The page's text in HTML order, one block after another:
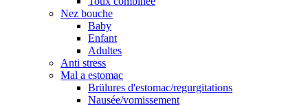
Nez bouche
Baby
Enfant
Adultes
Anti stress
Mal a estomac
Brülures d'estomac/regurgitations
Nausée/vomissement